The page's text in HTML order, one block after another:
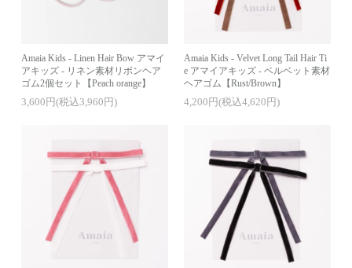
Amaia Kids - Linen Hair Bow アマイ
アキッズ - リネン素材リボンヘア
ゴム2個セット【Peach orange】
3,600円(税込3,960円)
Amaia Kids - Velvet Long Tail Hair Ti
e アマイアキッズ - ベルベット素材
ヘアゴム【Rust/Brown】
4,200円(税込4,620円)